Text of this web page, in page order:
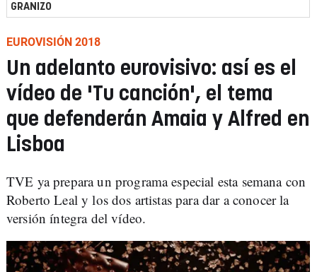
GRANIZO
EUROVISIÓN 2018
Un adelanto eurovisivo: así es el
vídeo de 'Tu canción', el tema
que defenderán Amaia y Alfred en
Lisboa
TVE ya prepara un programa especial esta semana con
Roberto Leal y los dos artistas para dar a conocer la
versión íntegra del vídeo.